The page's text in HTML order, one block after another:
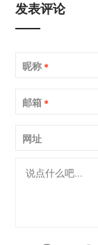
发表评论
昵称 *
邮箱 *
网址